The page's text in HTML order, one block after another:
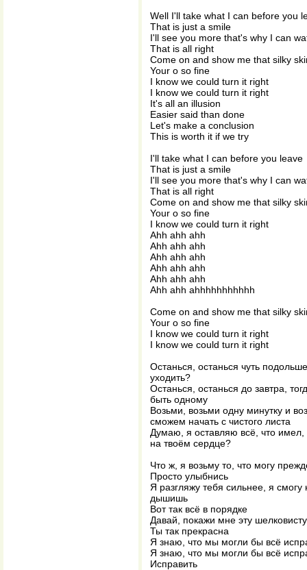
Well I'll take what I can before you
That is just a smile
I'll see you more that's why I can
That is all right
Come on and show me that silky
Your o so fine
I know we could turn it right
I know we could turn it right
It's all an illusion
Easier said than done
Let's make a conclusion
This is worth it if we try
I'll take what I can before you leave
That is just a smile
I'll see you more that's why I can
That is all right
Come on and show me that silky
Your o so fine
I know we could turn it right
Ahh ahh ahh
Ahh ahh ahh
Ahh ahh ahh
Ahh ahh ahh
Ahh ahh ahh
Ahh ahh ahhhhhhhhhhh
Come on and show me that silky
Your o so fine
I know we could turn it right
I know we could turn it right
Останься, останься чуть
уходить?
Останься, останься до завтра,
быть одному
Возьми, возьми одну минутку и
сможем начать с чистого листа
Думаю, я оставляю всё, что имел,
на твоём сердце?
Что ж, я возьму то, что могу
Просто улыбнись
Я разгляжу тебя сильнее, я смогу
дышишь
Вот так всё в порядке
Давай, покажи мне эту
Ты так прекрасна
Я знаю, что мы могли бы всё
Я знаю, что мы могли бы всё
Исправить